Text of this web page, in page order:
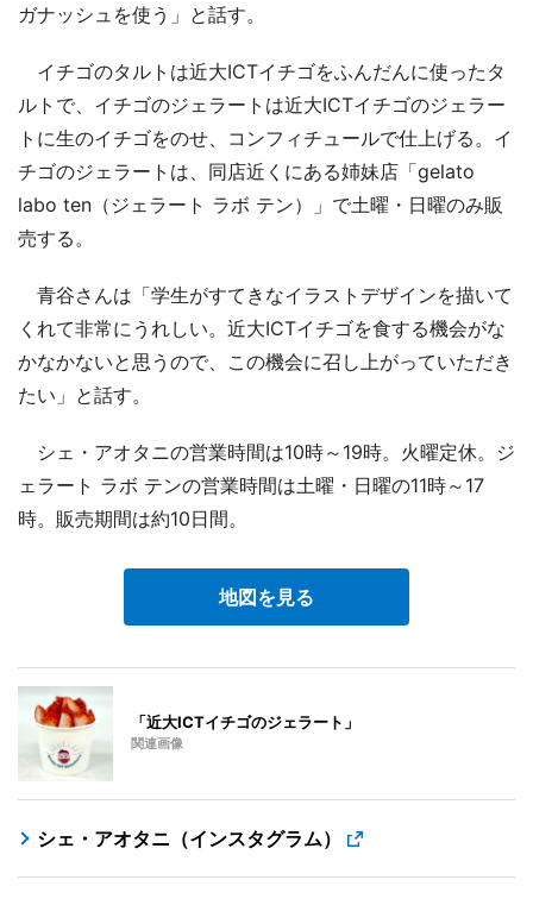
ガナッシュを使う」と話す。
イチゴのタルトは近大ICTイチゴをふんだんに使ったタ
ルトで、イチゴのジェラートは近大ICTイチゴのジェラー
トに生のイチゴをのせ、コンフィチュールで仕上げる。イ
チゴのジェラートは、同店近くにある姉妹店「gelato
labo ten（ジェラート ラボ テン）」で土曜・日曜のみ販
売する。
青谷さんは「学生がすてきなイラストデザインを描いて
くれて非常にうれしい。近大ICTイチゴを食する機会がな
かなかないと思うので、この機会に召し上がっていただき
たい」と話す。
シェ・アオタニの営業時間は10時～19時。火曜定休。ジ
ェラート ラボ テンの営業時間は土曜・日曜の11時～17
時。販売期間は約10日間。
地図を見る
「近大ICTイチゴのジェラート」
関連画像
シェ・アオタニ（インスタグラム）